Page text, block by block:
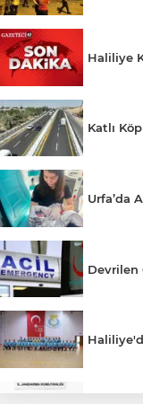
Haliliye
Katlı
Urfa’da
Devrilen